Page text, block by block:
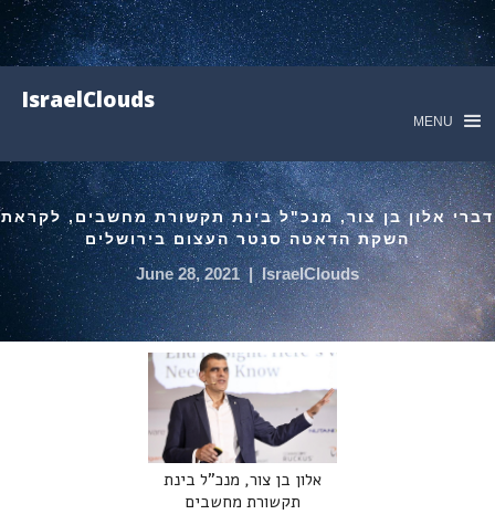
IsraelClouds
MENU
דברי אלון בן צור, מנכ"ל בינת תקשורת מחשבים, לקראת
השקת הדאטה סנטר העצום בירושלים
IsraelClouds
|
June 28, 2021
אלון בן צור, מנכ"ל בינת
תקשורת מחשבים